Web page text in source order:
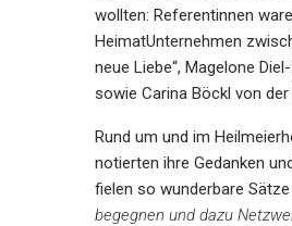
wollten: Referentinnen
HeimatUnternehmen
neue Liebe“, Magelone
sowie Carina Böckl von
Rund um und im
notierten ihre Gedanken
fielen so wunderbare
begegnen und dazu